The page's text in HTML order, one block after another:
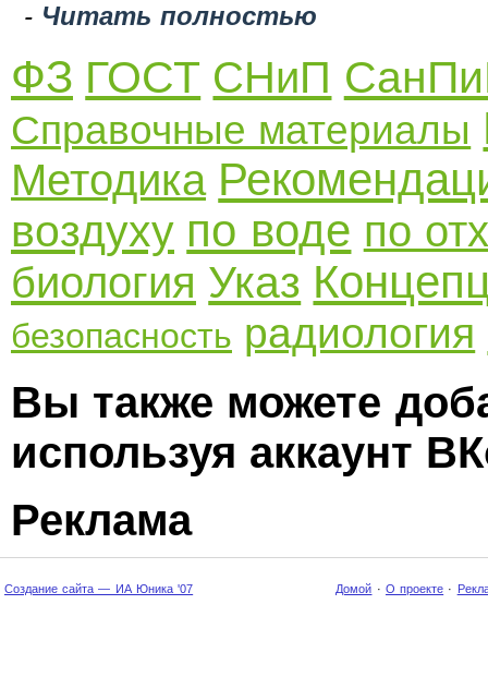
- Читать полностью
ФЗ ГОСТ СНиП
Справочные материалы
Методика
воздуху по воде по
биология Указ
безопасность радиология
Вы также можете
используя аккаунт
Реклама
Создание сайта — ИА Юника '07 Домой · О проекте ·